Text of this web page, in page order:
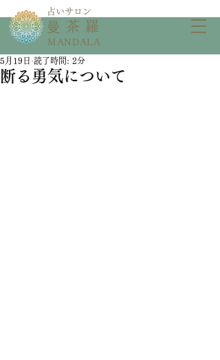
​占いサロン
​曼茶羅
MANDALA
断る勇気について
5月19日 読了時間: 2分